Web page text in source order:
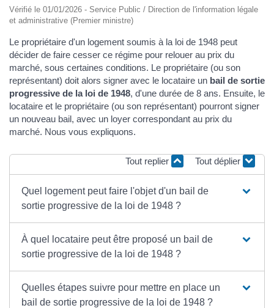
Vérifié le 01/01/2026 - Service Public / Direction de l'information légale
et administrative (Premier ministre)
Le propriétaire d'un logement soumis à la loi de 1948 peut
décider de faire cesser ce régime pour relouer au prix du
marché, sous certaines conditions. Le propriétaire (ou son
représentant) doit alors signer avec le locataire un bail de sortie
progressive de la loi de 1948, d'une durée de 8 ans. Ensuite, le
locataire et le propriétaire (ou son représentant) pourront signer
un nouveau bail, avec un loyer correspondant au prix du
marché. Nous vous expliquons.
Tout replier Tout déplier
Quel logement peut faire l'objet d'un bail de
sortie progressive de la loi de 1948 ?
À quel locataire peut être proposé un bail de
sortie progressive de la loi de 1948 ?
Quelles étapes suivre pour mettre en place un
bail de sortie progressive de la loi de 1948 ?